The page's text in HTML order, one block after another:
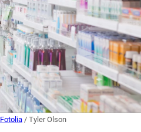
Fotolia / Tyler Olson